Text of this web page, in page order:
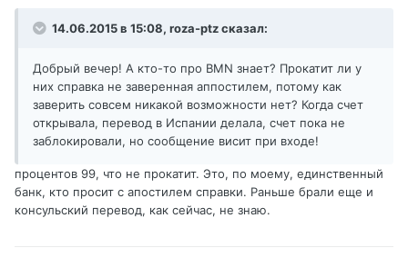
14.06.2015 в 15:08, roza-ptz сказал:
Добрый вечер! А кто-то про BMN знает? Прокатит ли у
них справка не заверенная аппостилем, потому как
заверить совсем никакой возможности нет? Когда счет
открывала, перевод в Испании делала, счет пока не
заблокировали, но сообщение висит при входе!
процентов 99, что не прокатит. Это, по моему, единственный
банк, кто просит с апостилем справки. Раньше брали еще и
консульский перевод, как сейчас, не знаю.